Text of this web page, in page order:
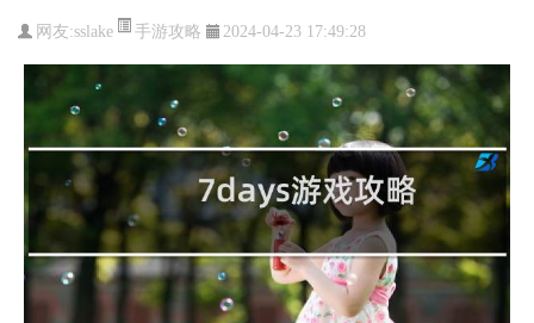
网友:sslake 手游攻略 2024-04-23 17:49:28